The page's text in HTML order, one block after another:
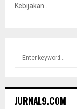
Kebijakan...
h
JURNAL9.COM